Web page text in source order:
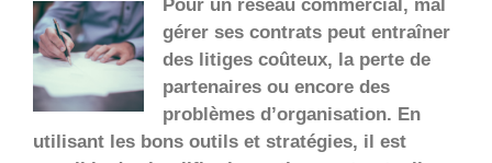
Pour un réseau commercial, mal
gérer ses contrats peut entraîner
des litiges coûteux, la perte de
partenaires ou encore des
problèmes d’organisation. En
utilisant les bons outils et stratégies, il est